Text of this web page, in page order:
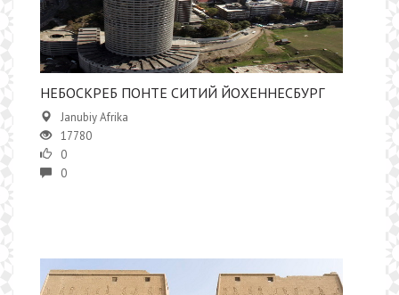
НЕБОСКРЕБ ПОНТЕ СИТИЙ ЙОХЕННЕСБУРГ
Janubiy Afrika
17780
0
0